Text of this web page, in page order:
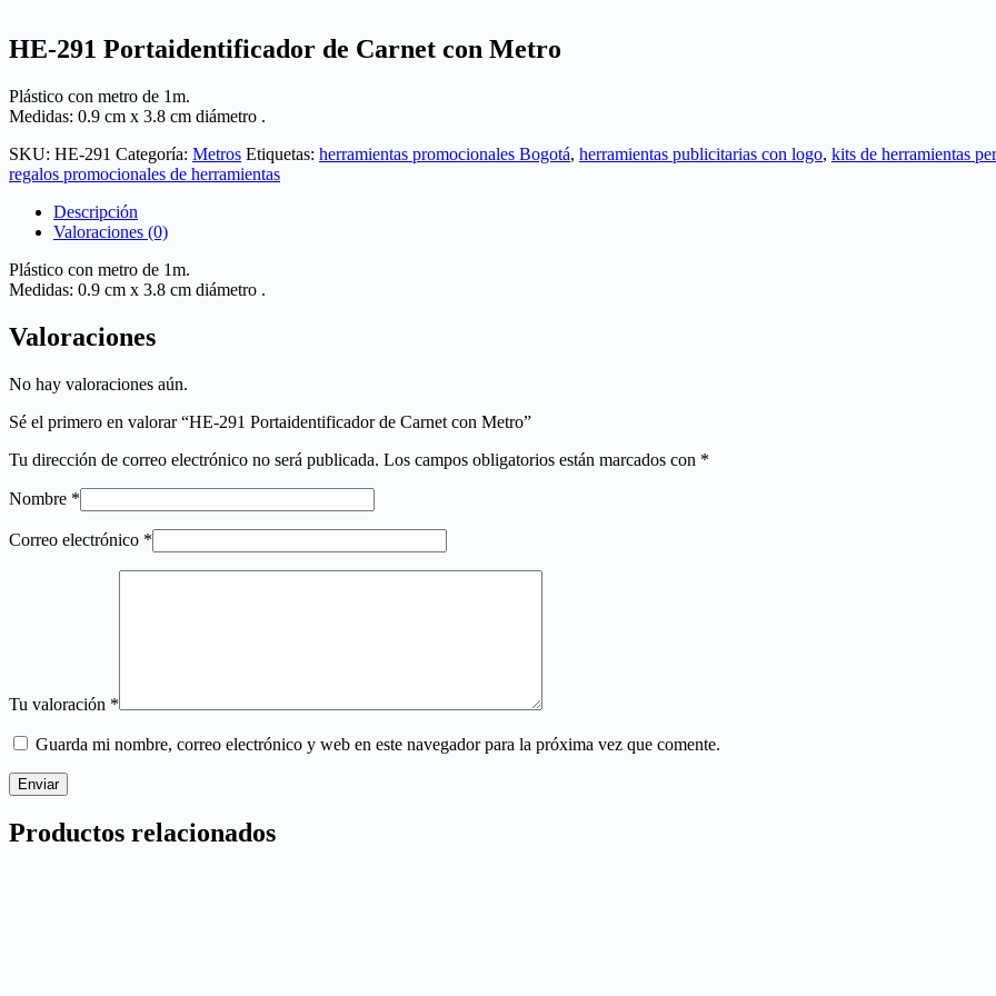
HE-291 Portaidentificador de Carnet con Metro
Plástico con metro de 1m.
Medidas: 0.9 cm x 3.8 cm diámetro .
SKU: HE-291 Categoría: Metros Etiquetas: herramientas promocionales Bogotá, herramientas publicitarias con logo, kits de herramientas
regalos promocionales de herramientas
Descripción
Valoraciones (0)
Plástico con metro de 1m.
Medidas: 0.9 cm x 3.8 cm diámetro .
Valoraciones
No hay valoraciones aún.
Sé el primero en valorar “HE-291 Portaidentificador de Carnet con Metro”
Tu dirección de correo electrónico no será publicada. Los campos obligatorios están marcados con *
Nombre *
Correo electrónico *
Tu valoración *
Guarda mi nombre, correo electrónico y web en este navegador para la próxima vez que comente.
Enviar
Productos relacionados